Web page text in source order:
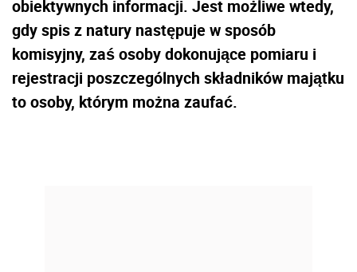
obiektywnych informacji. Jest możliwe wtedy,
gdy spis z natury następuje w sposób
komisyjny, zaś osoby dokonujące pomiaru i
rejestracji poszczególnych składników majątku
to osoby, którym można zaufać.